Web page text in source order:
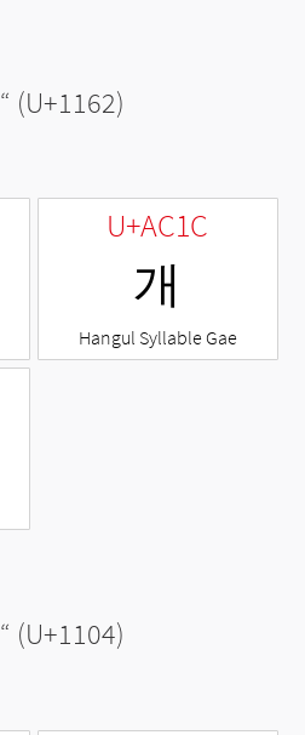
“ (U+1162)
U+AC1C
개
Hangul Syllable Gae
“ (U+1104)